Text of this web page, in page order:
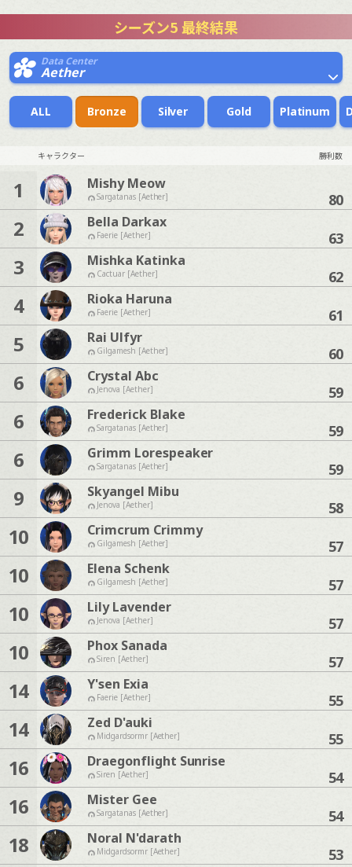
シーズン5 最終結果
Data Center
Aether
ALL Bronze Silver Gold Platinum
キャラクター 勝利数
1 Mishy Meow
Sargatanas [Aether] 80
2 Bella Darkax
Faerie [Aether] 63
3 Mishka Katinka
Cactuar [Aether] 62
4 Rioka Haruna
Faerie [Aether] 61
5 Rai Ulfyr
Gilgamesh [Aether] 60
6 Crystal Abc
Jenova [Aether] 59
6 Frederick Blake
Sargatanas [Aether] 59
6 Grimm Lorespeaker
Sargatanas [Aether] 59
9 Skyangel Mibu
Jenova [Aether] 58
10 Crimcrum Crimmy
Gilgamesh [Aether] 57
10 Elena Schenk
Gilgamesh [Aether] 57
10 Lily Lavender
Jenova [Aether] 57
10 Phox Sanada
Siren [Aether] 57
14 Y'sen Exia
Faerie [Aether] 55
14 Zed D'auki
Midgardsormr [Aether] 55
16 Draegonflight Sunrise
Siren [Aether] 54
16 Mister Gee
Sargatanas [Aether] 54
18 Noral N'darath
Midgardsormr [Aether] 53